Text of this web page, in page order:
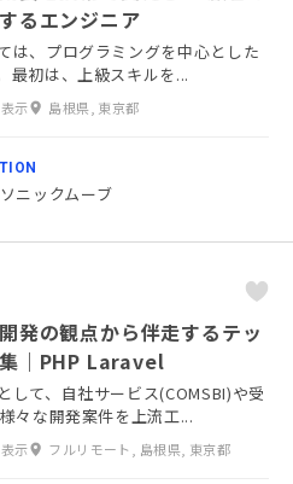
るエンジニア
は、プログラミングを中心とした
最初は、上級スキルを...
示 島根県, 東京都
ニックムーブ
発の観点から伴走するテッ
｜PHP Laravel
して、自社サービス(COMSBI)や受
々な開発案件を上流工...
示 フルリモート, 島根県, 東京都